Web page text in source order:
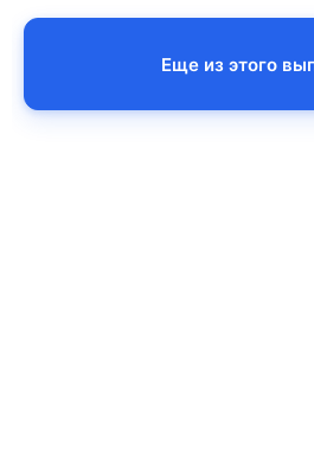
Еще из этого